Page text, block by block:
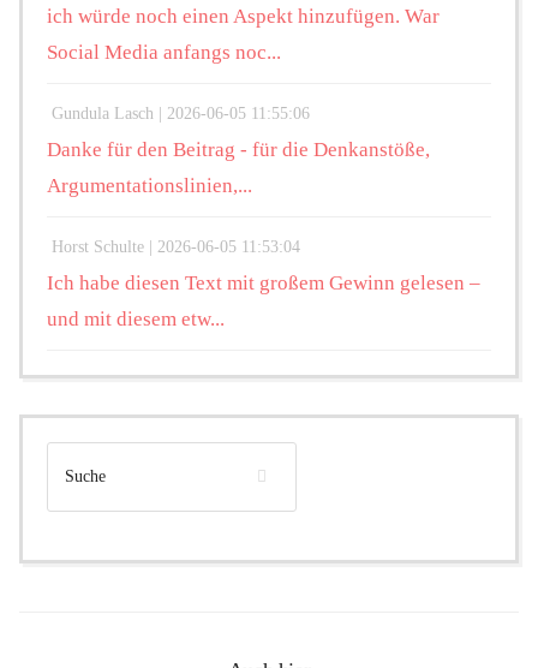
ich würde noch einen Aspekt hinzufügen. War
Social Media anfangs noc...
Gundula Lasch | 2026-06-05 11:55:06
Danke für den Beitrag - für die Denkanstöße,
Argumentationslinien,...
Horst Schulte | 2026-06-05 11:53:04
Ich habe diesen Text mit großem Gewinn gelesen –
und mit diesem etw...